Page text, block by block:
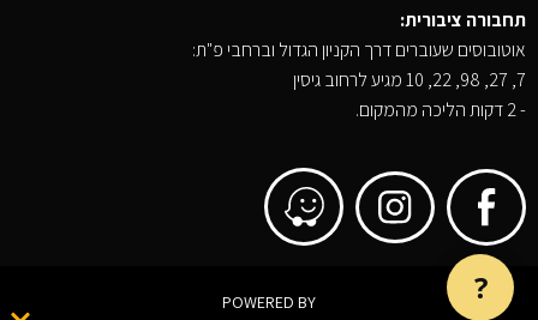
תחבורה ציבורית:
אוטובוסים שעוברים דרך הקניון הגדול וברחבי פ"ת:
7, 27, 98, 22, 10 מגיע לרחוב גיסין
- 2 דקות הליכה מהמקום.
POWERED BY ?